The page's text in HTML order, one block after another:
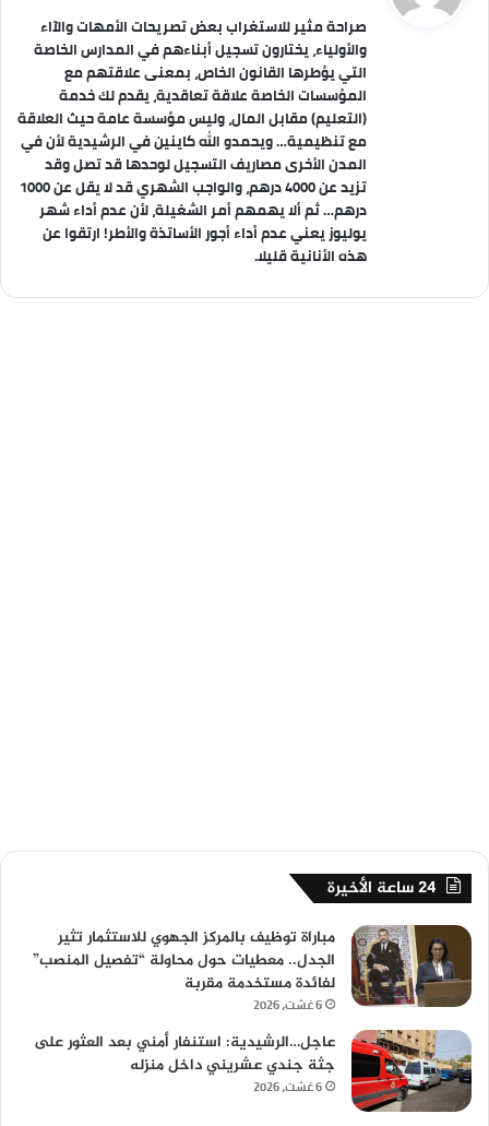
ل
صراحة مثير للاستغراب بعض تصريحات الأمهات والآاء
والأولياء، يختارون تسجيل أبناءهم في المدارس الخاصة
التي يؤطرها القانون الخاص، بمعنى علاقتهم مع
المؤسسات الخاصة علاقة تعاقدية، يقدم لك خدمة
(التعليم) مقابل المال، وليس مؤسسة عامة حيث العلاقة
مع تنظيمية… ويحمدو الله كاينين في الرشيدية لأن في
المدن الأخرى مصاريف التسجيل لوحدها قد تصل وقد
تزيد عن 4000 درهم، والواجب الشهري قد لا يقل عن 1000
درهم… ثم ألا يهمهم أمر الشغيلة، لأن عدم أداء شهر
يوليوز يعني عدم أداء أجور الأساتذة والأطر! ارتقوا عن
هذه الأنانية قليلا.
24 ساعة الأخيرة
مباراة توظيف بالمركز الجهوي للاستثمار تثير
الجدل.. معطيات حول محاولة “تفصيل المنصب”
لفائدة مستخدمة مقربة
6 غشت، 2026
عاجل…الرشيدية: استنفار أمني بعد العثور على
جثة جندي عشريني داخل منزله
6 غشت، 2026